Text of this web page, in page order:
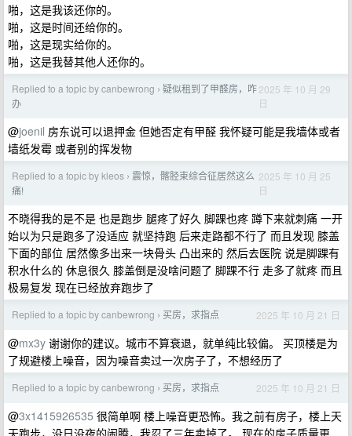
啪，这是我该还你的。
啪，这是时间还给你的。
啪，这是现实给你的。
啪，这是我替其他人还你的。
Replied to a topic by canbewrong › 疑似租到了甲醛房，咋
办
2025 年 10 月 29
日
@joenil 房东说可以退押金 但她否定有甲醛 我怀疑可能是我墙体或者
墙纸发霉 或者别的挥发物
Replied to a topic by kleos › 震惊，髂胫束综合征居然这么
痛!
2025 年 10 月 25
日
不晓得我的是不是 也是跑步 腿疼了好久 脚踝也疼 蹲下来就刺痛 一开
始以为只是跑多了没适应 就坚持跑 后来走路都不行了 而且发现 膝盖
下面的部位 居然像多出来一块骨头 凸出来的 然后去医院 说是脚踝有
积水什么的 休息很久 膝盖倒是没啥问题了 脚踝不行 走多了就疼 而且
极易复发 现在已经放弃跑步了
Replied to a topic by canbewrong › 买房，求指点 2025 年 10 月 21 日
@mx3y 谢谢你的建议。城市不算衰退，就单纯比较偏。 买顶楼是为
了规避楼上噪音，因为噪音卖过一次房子了，不想经历了
Replied to a topic by canbewrong › 买房，求指点 2025 年 10 月 21 日
@3x1415926535 很简单啊 楼上噪音更恐怖。我之前有房子，楼上天
天跑步，没日没夜的闹腾，我忍了三年卖掉了。 现在的房子质量更